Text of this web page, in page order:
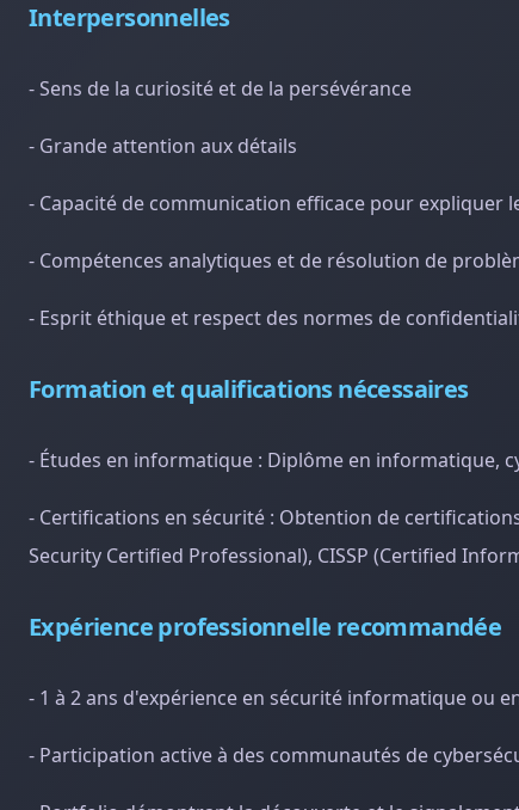
Interpersonnelles
- Sens de la curiosité et de la persévérance
- Grande attention aux détails
- Capacité de communication efficace pour expliquer
- Compétences analytiques et de résolution de
- Esprit éthique et respect des normes de
Formation et qualifications nécessaires
- Études en informatique : Diplôme en informatique,
- Certifications en sécurité : Obtention de
Security Certified Professional), CISSP (Certified
Expérience professionnelle recommandée
- 1 à 2 ans d'expérience en sécurité informatique ou
- Participation active à des communautés de